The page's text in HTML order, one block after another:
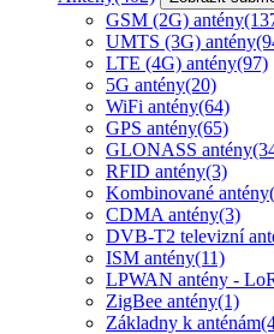
GSM (2G) antény
UMTS (3G) antény
LTE (4G) antény(97)
5G antény(20)
WiFi antény(64)
GPS antény(65)
GLONASS antény
RFID antény(3)
Kombinované antény
CDMA antény(3)
DVB-T2 televizní
ISM antény(11)
LPWAN antény -
ZigBee antény(1)
Základny k anténám